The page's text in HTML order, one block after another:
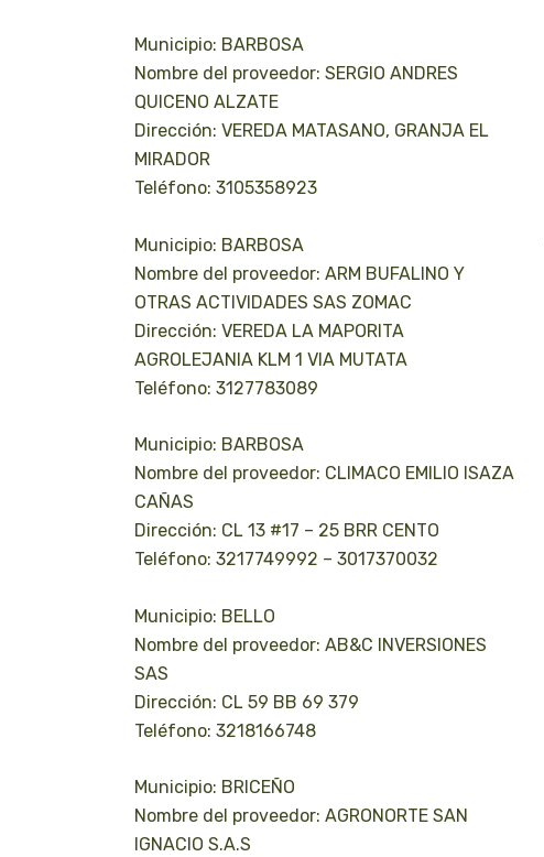
Municipio: BARBOSA
Nombre del proveedor: SERGIO ANDRES
QUICENO ALZATE
Dirección: VEREDA MATASANO, GRANJA EL
MIRADOR
Teléfono: 3105358923
Municipio: BARBOSA
Nombre del proveedor: ARM BUFALINO Y
OTRAS ACTIVIDADES SAS ZOMAC
Dirección: VEREDA LA MAPORITA
AGROLEJANIA KLM 1 VIA MUTATA
Teléfono: 3127783089
Municipio: BARBOSA
Nombre del proveedor: CLIMACO EMILIO ISAZA
CAÑAS
Dirección: CL 13 #17 – 25 BRR CENTO
Teléfono: 3217749992 – 3017370032
Municipio: BELLO
Nombre del proveedor: AB&C INVERSIONES
SAS
Dirección: CL 59 BB 69 379
Teléfono: 3218166748
Municipio: BRICEÑO
Nombre del proveedor: AGRONORTE SAN
IGNACIO S.A.S